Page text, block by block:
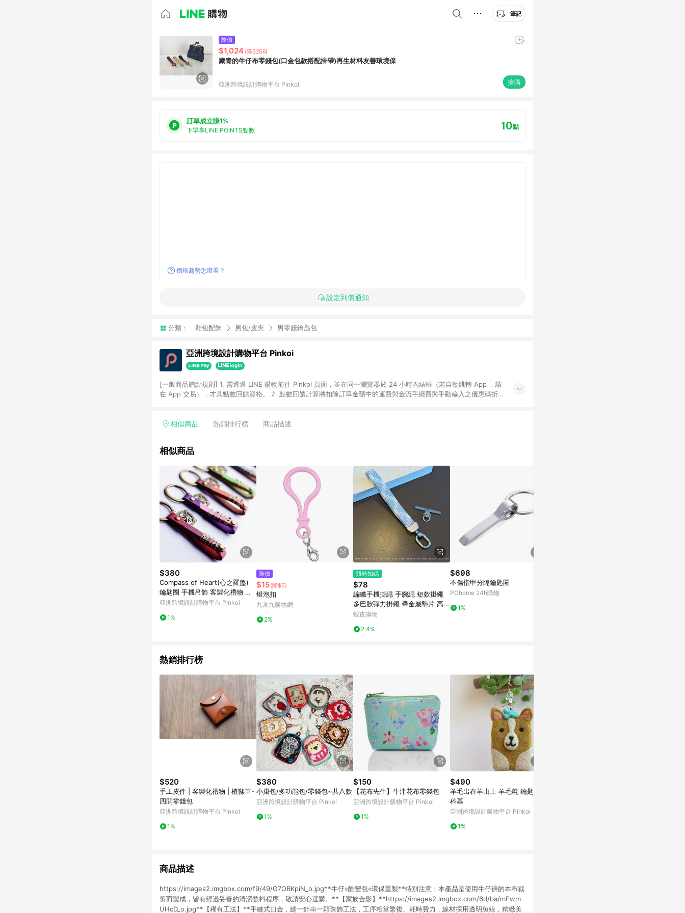
筆記
降價
$1,024 (降$256)
藏青的牛仔布零錢包(口金包款搭配掛帶)再生材料友善環境保
亞洲跨境設計購物平台 Pinkoi 搶購
訂單成立賺1%
下單享LINE POINTS點數 10點
價格趨勢怎麼看？
設定到價通知
分類： 鞋包配飾 男包/皮夾 男零錢鑰匙包
亞洲跨境設計購物平台 Pinkoi
[一般商品贈點規則] 1. 需透過 LINE 購物前往 Pinkoi 頁面，並在同一瀏覽器於 24 小時內結帳（若自動跳轉 App ，請
在 App 交易），才具點數回饋資格。 2. 點數回饋計算將扣除訂單金額中的運費與金流手續費與手動輸入之優惠碼折
格，部分退款不在此限。 6. APP 請更新至Android v4.6.0 / iOS v4.1.5 以上才具贈點資格。 7. 點數將於出貨後 45 天
使用規則請以點數紅包活動說明為準。 11. 若於 LINE 購物前往 Pinkoi 頁面後才首次下載 Pinkoi APP 並完成訂單，不
相似商品 熱銷排行榜 商品描述
相似商品
$380
Compass of Heart(心之羅盤)
鑰匙圈 手機吊飾 客製化禮物 名
字
亞洲跨境設計購物平台 Pinkoi
1%
降價
$15(降$5)
燈泡扣
九乘九購物網
2%
限時加碼
$78
編織手機掛繩 手腕繩 短款掛繩
多巴胺彈力掛繩 帶金屬墊片 高品
質短繩 防丟掛繩 加寬 戶外掛件
蝦皮購物
2.4%
$698
不傷指甲分隔鑰匙圈
PChome 24h購物
1%
熱銷排行榜
$520
手工皮件 | 客製化禮物 | 植鞣革-
四開零錢包
亞洲跨境設計購物平台 Pinkoi
1%
$380
小掛包/多功能包/零錢包~共八款
亞洲跨境設計購物平台 Pinkoi
1%
$150
【花布先生】牛津花布零錢包
亞洲跨境設計購物平台 Pinkoi
1%
$490
羊毛出在羊山上 羊毛氈 鑰匙包 -
科基
亞洲跨境設計購物平台 Pinkoi
1%
商品描述
https://images2.imgbox.com/f9/49/G7OBKpiN_o.jpg**牛仔»酷變包«環保重製**特別注意：本產品是使用牛仔褲的本布裁
剪而製成，皆有經過妥善的清潔整料程序，敬請安心選購。**【家族合影】**https://images2.imgbox.com/6d/ba/mFwm
UHcD_o.jpg**【稀有工法】**手縫式口金，縫一針串一顆珠飾工法，工序相當繁複、耗時費力，線材採用透明魚線，精緻美